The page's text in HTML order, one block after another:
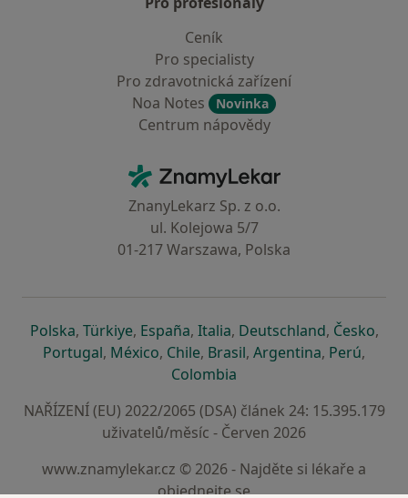
Ceník
Pro specialisty
Pro zdravotnická zařízení
Noa Notes
Novinka
Centrum nápovědy
ZnamyLekar - Hlavní stránka
ZnanyLekarz Sp. z o.o.
ul. Kolejowa 5/7
01-217 Warszawa, Polska
Polskase otevře v nové záložce
, Türkiyese otevře v nové záložce
, Españase otevře v nové záložce
, Italiase otevře v nové záložce
, Deutschlandse otevře v
, Českose
,
Portugalse otevře v nové záložce
, Méxicose otevře v nové záložce
, Chilese otevře v nové záložce
, Brasilse otevře v nové
, Argentinase otevře v
, Perúse
,
Colombia
NAŘÍZENÍ (EU) 2022/2065 (DSA) článek 24: 15.395.179
uživatelů/měsíc - Červen 2026
www.znamylekar.cz © 2026 - Najděte si lékaře a
objednejte se